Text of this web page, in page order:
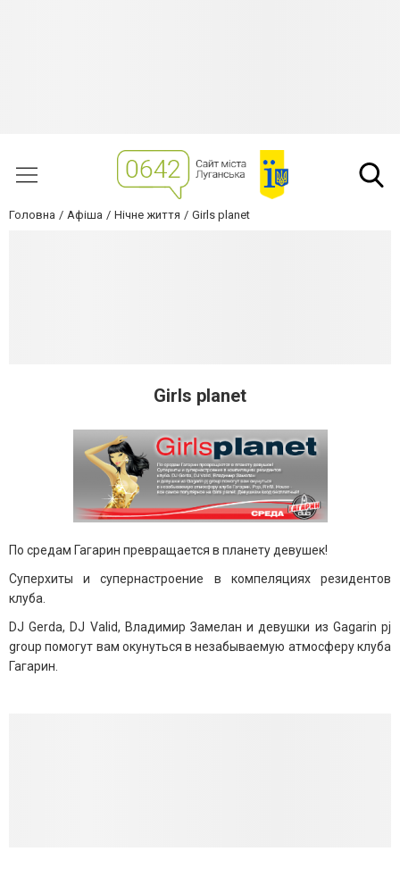
Головна Афіша Нічне життя Girls planet
Girls planet
По средам Гагарин превращается в планету девушек!
Суперхиты и супернастроение в компеляциях резидентов
клуба.
DJ Gerda, DJ Valid, Владимир Замелан и девушки из Gagarin pj
group помогут вам окунуться в незабываемую атмосферу клуба
Гагарин.